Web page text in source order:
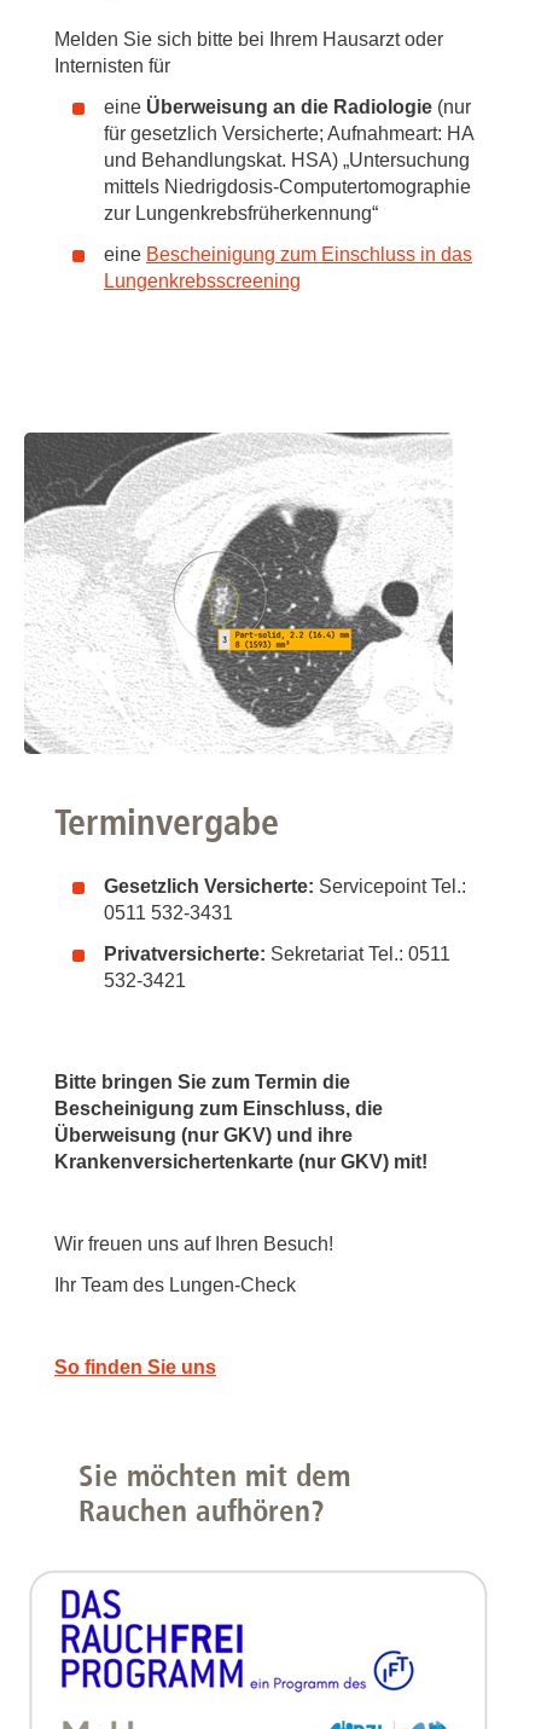
Melden Sie sich bitte bei Ihrem Hausarzt oder
Internisten für
eine Überweisung an die Radiologie (nur
für gesetzlich Versicherte; Aufnahmeart: HA
und Behandlungskat. HSA) „Untersuchung
mittels Niedrigdosis-Computertomographie
zur Lungenkrebsfrüherkennung“
eine Bescheinigung zum Einschluss in das
Lungenkrebsscreening
Terminvergabe
Gesetzlich Versicherte: Servicepoint Tel.:
0511 532-3431
Privatversicherte: Sekretariat Tel.: 0511
532-3421
Bitte bringen Sie zum Termin die
Bescheinigung zum Einschluss, die
Überweisung (nur GKV) und ihre
Krankenversichertenkarte (nur GKV) mit!
Wir freuen uns auf Ihren Besuch!
Ihr Team des Lungen-Check
So finden Sie uns
Sie möchten mit dem
Rauchen aufhören?